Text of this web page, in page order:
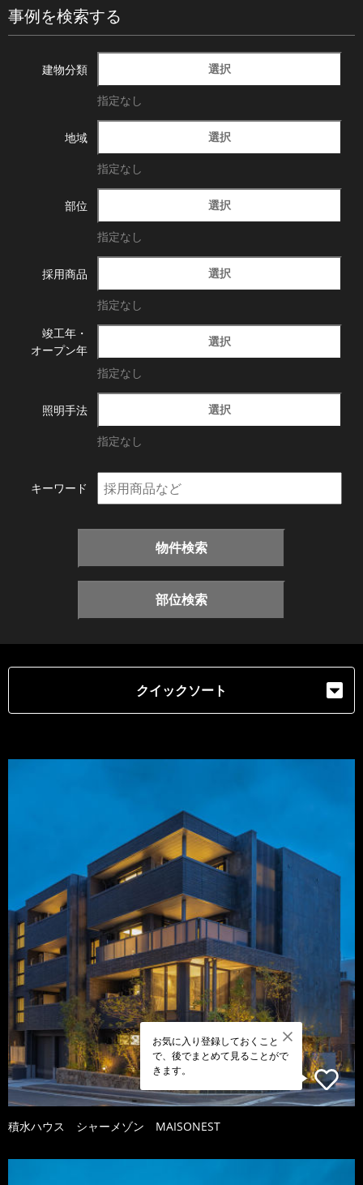
事例を検索する
建物分類 選択
指定なし
地域 選択
指定なし
部位 選択
指定なし
採用商品 選択
指定なし
竣工年・
オープン年
選択
指定なし
照明手法 選択
指定なし
キーワード
物件検索
部位検索
クイックソート
お気に入り登録しておくこと
で、後でまとめて見ることがで
きます。
積水ハウス シャーメゾン MAISONEST